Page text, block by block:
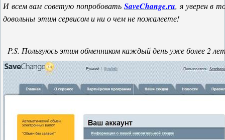
И всем вам советую попробоватьSaveChange.ru, я уверен в
довольны этим сервисом и ни о чем не пожалеете!
P.S. Пользуюсь этим обменником каждый день уже более 2